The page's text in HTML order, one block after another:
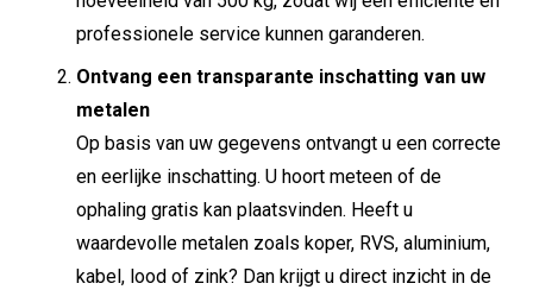
professionele service kunnen garanderen.
Ontvang een transparante inschatting van uw
metalen
Op basis van uw gegevens ontvangt u een correcte
en eerlijke inschatting. U hoort meteen of de
ophaling gratis kan plaatsvinden. Heeft u
waardevolle metalen zoals koper, RVS, aluminium,
kabel, lood of zink? Dan krijgt u direct inzicht in de